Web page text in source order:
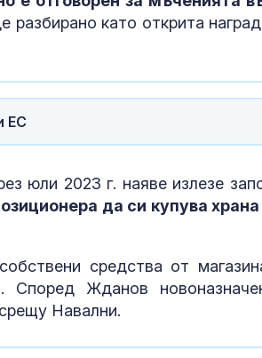
като открита
ЕС
юли 2023 г. наяве излезе
да си купува
средства от
Жданов
Навални.
“Галъп”: 42%
първите 100
Дарявайте!
недостиг на
опасни жеги